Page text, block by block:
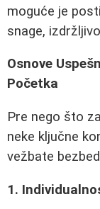
moguće je
snage,
Osnove
Početka
Pre nego što
neke ključne
vežbate
1.